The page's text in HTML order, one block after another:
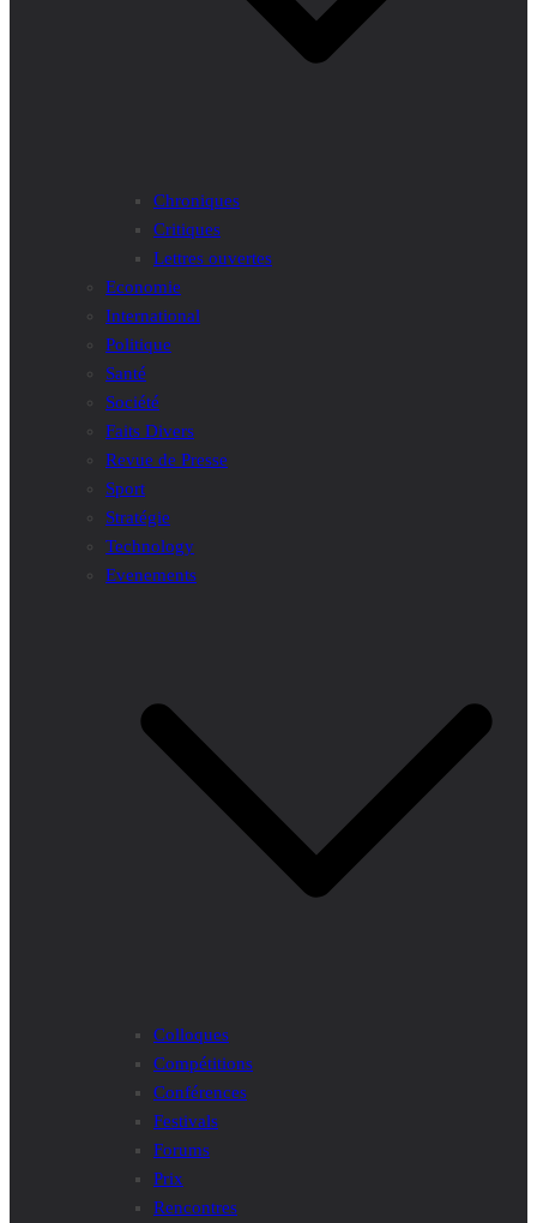
Chroniques
Critiques
Lettres ouvertes
Economie
International
Politique
Santé
Société
Faits Divers
Revue de Presse
Sport
Stratégie
Technology
Evenements
Colloques
Compétitions
Conférences
Festivals
Forums
Prix
Rencontres